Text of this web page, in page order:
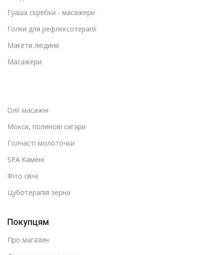
Гуаша скребки - масажери
Голки для рефлексотерапії
Макети людини
Масажери
Олії масажні
Мокси, полинові сигари
Голчасті молоточки
SPA Камені
Фіто свічі
Цуботерапія зерна
Покупцям
Про магазин